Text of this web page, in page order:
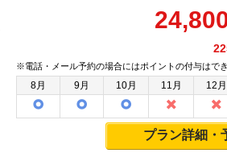
※電話・メール予約の場合にはポイントの付与はでき
8月 9月 10月 11月 12月
プラン詳細・